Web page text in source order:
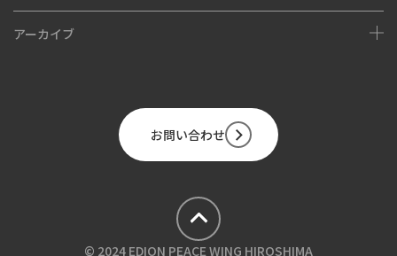
Instagram
NEWS
アーカイブ
お問い合わせ
© 2024 EDION PEACE WING HIROSHIMA